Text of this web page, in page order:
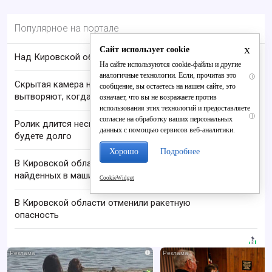
Популярное на портале
Над Кировской областью сбили БПЛА
i
Скрытая камера на пляже Крыма: Что люди
вытворяют, когда их не видят...
i
Ролик длится несколько секунд, а смеяться вы
будете долго
В Кировской области проверяют гибель супругов,
найденных в машине в Вятке
В Кировской области отменили ракетную
опасность
i
x
Сайт использует cookie
На сайте используются cookie-файлы и другие
аналогичные технологии. Если, прочитав это
сообщение, вы остаетесь на нашем сайте, это
означает, что вы не возражаете против
использования этих технологий и предоставляете
согласие на обработку ваших персональных
данных с помощью сервисов веб-аналитики.
Хорошо Подробнее
CookieWidget